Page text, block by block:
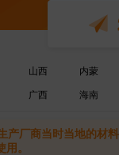
山西 内蒙
广西 海南
产厂商当时当地的材
。